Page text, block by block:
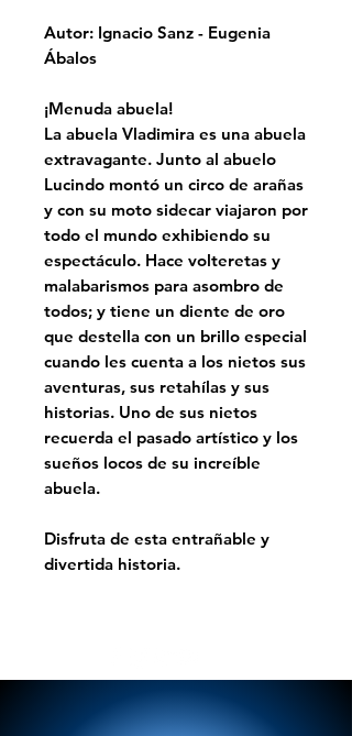
Autor: Ignacio Sanz - Eugenia
Ábalos
¡Menuda abuela!
La abuela Vladimira es una abuela
extravagante. Junto al abuelo
Lucindo montó un circo de arañas
y con su moto sidecar viajaron por
todo el mundo exhibiendo su
espectáculo. Hace volteretas y
malabarismos para asombro de
todos; y tiene un diente de oro
que destella con un brillo especial
cuando les cuenta a los nietos sus
aventuras, sus retahílas y sus
historias. Uno de sus nietos
recuerda el pasado artístico y los
sueños locos de su increíble
abuela.
Disfruta de esta entrañable y
divertida historia.